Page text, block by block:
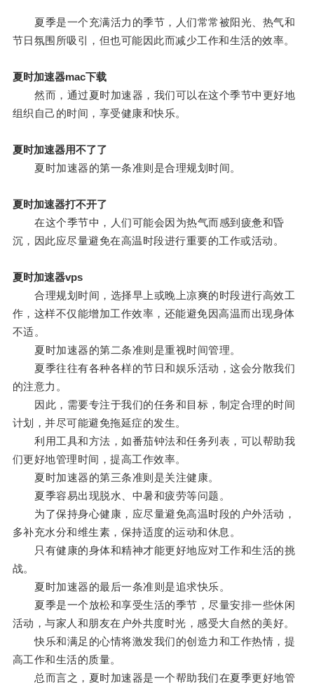
夏季是一个充满活力的季节，人们常常被阳光、热气和
节日氛围所吸引，但也可能因此而减少工作和生活的效率。
夏时加速器mac下载
然而，通过夏时加速器，我们可以在这个季节中更好地
组织自己的时间，享受健康和快乐。
夏时加速器用不了了
夏时加速器的第一条准则是合理规划时间。
夏时加速器打不开了
在这个季节中，人们可能会因为热气而感到疲惫和昏
沉，因此应尽量避免在高温时段进行重要的工作或活动。
夏时加速器vps
合理规划时间，选择早上或晚上凉爽的时段进行高效工
作，这样不仅能增加工作效率，还能避免因高温而出现身体
不适。
夏时加速器的第二条准则是重视时间管理。
夏季往往有各种各样的节日和娱乐活动，这会分散我们
的注意力。
因此，需要专注于我们的任务和目标，制定合理的时间
计划，并尽可能避免拖延症的发生。
利用工具和方法，如番茄钟法和任务列表，可以帮助我
们更好地管理时间，提高工作效率。
夏时加速器的第三条准则是关注健康。
夏季容易出现脱水、中暑和疲劳等问题。
为了保持身心健康，应尽量避免高温时段的户外活动，
多补充水分和维生素，保持适度的运动和休息。
只有健康的身体和精神才能更好地应对工作和生活的挑
战。
夏时加速器的最后一条准则是追求快乐。
夏季是一个放松和享受生活的季节，尽量安排一些休闲
活动，与家人和朋友在户外共度时光，感受大自然的美好。
快乐和满足的心情将激发我们的创造力和工作热情，提
高工作和生活的质量。
总而言之，夏时加速器是一个帮助我们在夏季更好地管